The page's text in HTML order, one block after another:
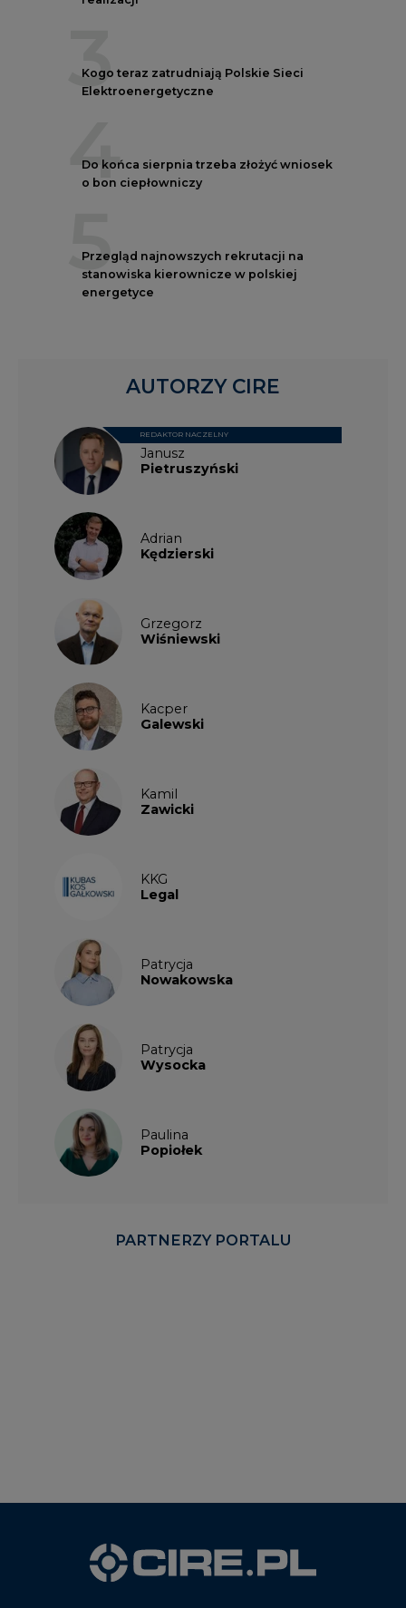
3
Kogo teraz zatrudniają Polskie Sieci
Elektroenergetyczne
4
Do końca sierpnia trzeba złożyć wniosek
o bon ciepłowniczy
5
Przegląd najnowszych rekrutacji na
stanowiska kierownicze w polskiej
energetyce
Janusz
Pietruszyński
REDAKTOR NACZELNY
Adrian
Kędzierski
Grzegorz
Wiśniewski
Kacper
Galewski
Kamil
Zawicki
KKG
Legal
Patrycja
Nowakowska
Patrycja
Wysocka
Paulina
Popiołek
AUTORZY CIRE
PARTNERZY PORTALU